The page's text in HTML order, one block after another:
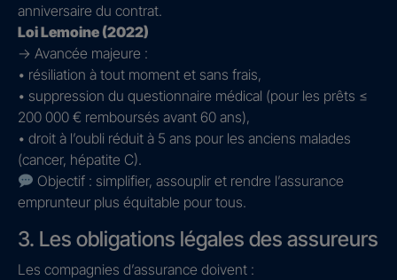
anniversaire du contrat.
Loi Lemoine (2022)
→ Avancée majeure :
• résiliation à tout moment et sans frais,
• suppression du questionnaire médical (pour les prêts ≤
200 000 € remboursés avant 60 ans),
• droit à l’oubli réduit à 5 ans pour les anciens malades
(cancer, hépatite C).
Objectif : simplifier, assouplir et rendre l’assurance
emprunteur plus équitable pour tous.
3. Les obligations légales des assureurs
Les compagnies d’assurance doivent :